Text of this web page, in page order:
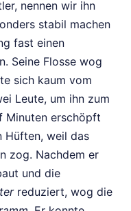
nennen wir ihn
stabil machen
fast einen
Seine Flosse wog
sich kaum vom
Leute, um ihn zum
Minuten erschöpft
Hüften, weil das
zog. Nachdem er
und die
reduziert, wog die